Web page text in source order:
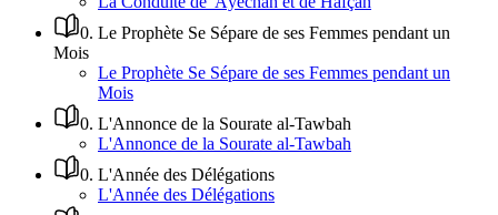
0. Le Prophète Se Sépare de ses Femmes pendant un
Mois
Le Prophète Se Sépare de ses Femmes pendant un
Mois
0. L'Annonce de la Sourate al-Tawbah
L'Annonce de la Sourate al-Tawbah
0. L'Année des Délégations
L'Année des Délégations